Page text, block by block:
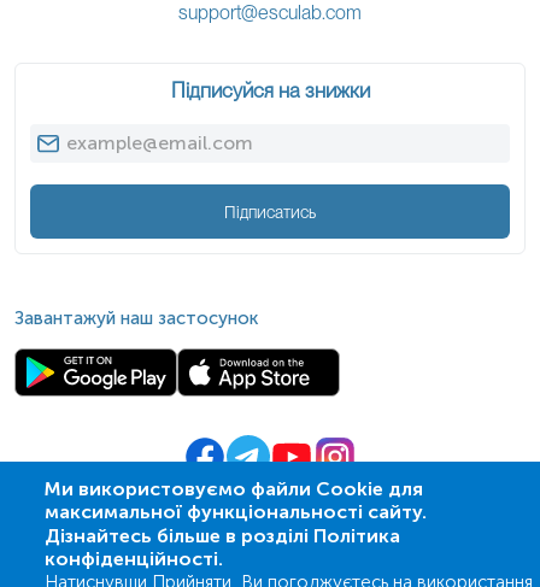
Ми використовуємо файли Cookie для
максимальної функціональності сайту.
Дізнайтесь більше в розділі Політика
конфіденційності.
Натиснувши Прийняти, Ви погоджуєтесь на використання
support@esculab.com
Підписуйся на знижки
Підписатись
Завантажуй наш застосунок
© 2009- 2026 | ПСМЛ «Ескулаб»